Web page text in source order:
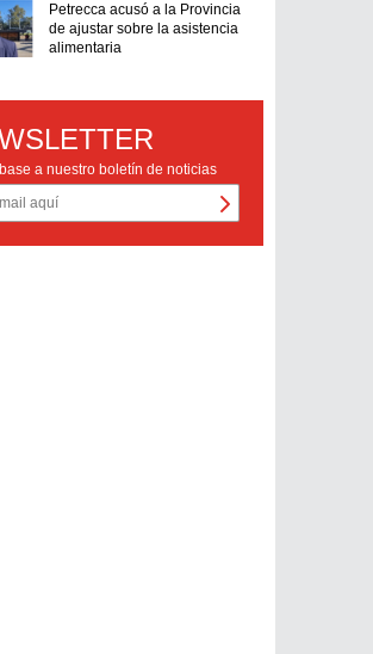
Petrecca acusó a la Provincia
de ajustar sobre la asistencia
alimentaria
a nuestro boletín de noticias